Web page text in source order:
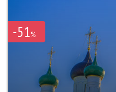
-51%